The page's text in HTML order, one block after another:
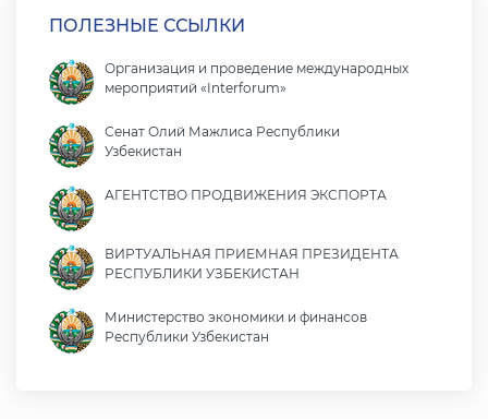
ПОЛЕЗНЫЕ ССЫЛКИ
Организация и проведение международных
мероприятий «Interforum»
Сенат Олий Мажлиса Республики
Узбекистан
АГЕНТСТВО ПРОДВИЖЕНИЯ ЭКСПОРТА
ВИРТУАЛЬНАЯ ПРИЕМНАЯ ПРЕЗИДЕНТА
РЕСПУБЛИКИ УЗБЕКИСТАН
Министерство экономики и финансов
Республики Узбекистан